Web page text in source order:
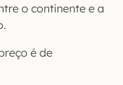
o continente e a
é de